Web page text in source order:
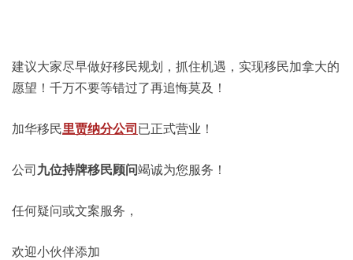
建议大家尽早做好移民规划，抓住机遇，实现移民加拿大的
愿望！千万不要等错过了再追悔莫及！
加华移民里贾纳分公司已正式营业！
公司九位持牌移民顾问竭诚为您服务！
任何疑问或文案服务，
欢迎小伙伴添加